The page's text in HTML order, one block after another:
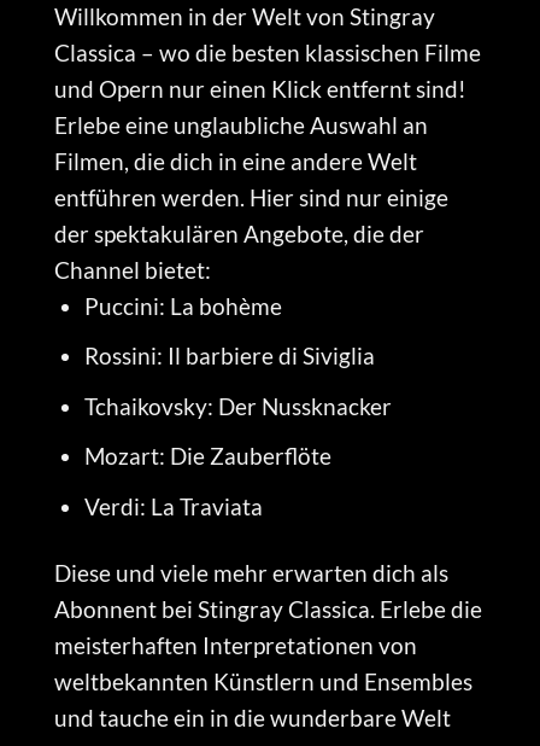
Willkommen in der Welt von Stingray
Classica – wo die besten klassischen Filme
und Opern nur einen Klick entfernt sind!
Erlebe eine unglaubliche Auswahl an
Filmen, die dich in eine andere Welt
entführen werden. Hier sind nur einige
der spektakulären Angebote, die der
Channel bietet:
Puccini: La bohème
Rossini: Il barbiere di Siviglia
Tchaikovsky: Der Nussknacker
Mozart: Die Zauberflöte
Verdi: La Traviata
Diese und viele mehr erwarten dich als
Abonnent bei Stingray Classica. Erlebe die
meisterhaften Interpretationen von
weltbekannten Künstlern und Ensembles
und tauche ein in die wunderbare Welt